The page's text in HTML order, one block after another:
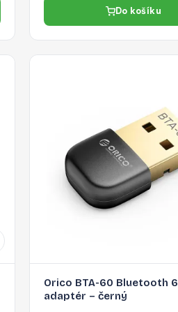
Do košíku
Orico BTA-60 Bluetooth
adaptér – černý